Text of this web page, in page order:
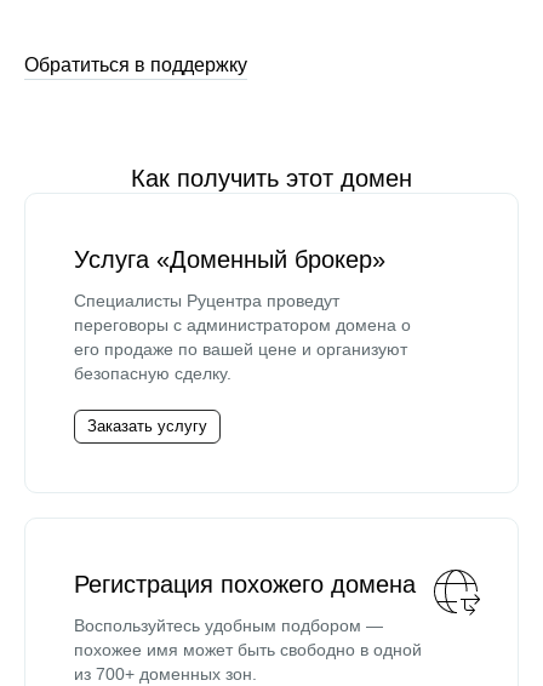
Обратиться в поддержку
Как получить этот домен
Услуга «Доменный брокер»
Специалисты Руцентра проведут
переговоры с администратором домена о
его продаже по вашей цене и организуют
безопасную сделку.
Заказать услугу
Регистрация похожего домена
Воспользуйтесь удобным подбором —
похожее имя может быть свободно в одной
из 700+ доменных зон.